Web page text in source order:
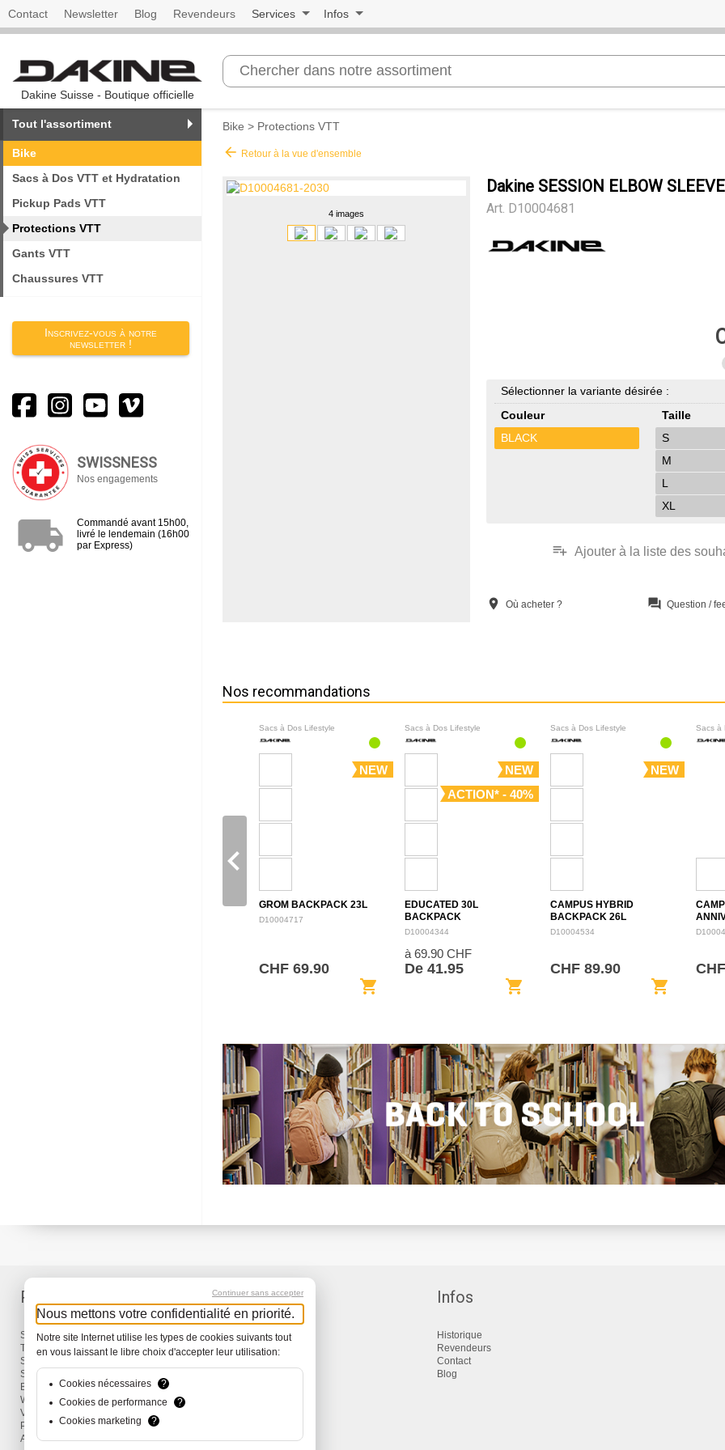
Contact Newsletter Blog Revendeurs Services Infos
Dakine Suisse - Boutique officielle
Tout l'assortiment
Bike
Sacs à Dos VTT et Hydratation
Pickup Pads VTT
Protections VTT
Gants VTT
Chaussures VTT
Inscrivez-vous à notre
newsletter !
SWISSNESS
Nos engagements
local_shipping
Commandé avant 15h00,
livré le lendemain (16h00
par Express)
Bike > Protections VTT
arrow_back Retour à la vue d'ensemble
4 images
Dakine SESSION ELBOW
Art. D10004681
Sélectionner la variante désirée :
Couleur
BLACK
Taille
S
M
L
XL
playlist_add Ajouter à la liste des
location_on Où acheter ? question_answer Question /
Nos recommandations
Sacs à Dos Lifestyle
NEW
GROM BACKPACK 23L
D10004717
CHF 69.90
shopping_cart
Sacs à Dos Lifestyle
NEW
ACTION* - 40%
EDUCATED 30L
BACKPACK
D10004344
à 69.90 CHF
De 41.95
shopping_cart
Sacs à Dos Lifestyle
NEW
CAMPUS HYBRID
BACKPACK 26L
D10004534
CHF 89.90
shopping_cart
Sacs à
navigate_before
Produits
Sacs à dos et Sacs
Travel
Snow
Surf
Bike
Wind
Vêtements et Accessoires
Promotions
Actions
Services
Livraison
Garantie
Infos
Historique
Revendeurs
Contact
Blog
Continuer sans accepter
Nous mettons votre confidentialité en priorité.
Notre site Internet utilise les types de cookies suivants tout
en vous laissant le libre choix d'accepter leur utilisation:
Cookies nécessaires
?
Cookies de performance
?
Cookies marketing
?